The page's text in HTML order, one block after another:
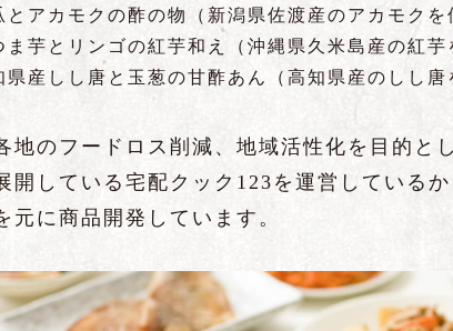
とアカモクの酢の物（新潟県佐渡産のアカモクを
ま芋とリンゴの紅芋和え（沖縄県久米島産の紅芋
県産しし唐と玉葱の甘酢あん（高知県産のしし唐
地のフードロス削減、地域活性化を目的と
開している宅配クック123を運営している
元に商品開発しています。